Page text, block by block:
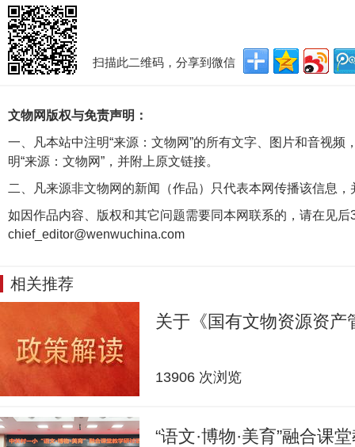
扫描此二维码，分享到微信
文物网版权与免责声明：
一、凡本站中注明“来源：文物网”的所有文字、图片和音视
明“来源：文物网”，并附上原文链接。
二、凡来源非文物网的新闻（作品）只代表本网传播该信息
如因作品内容、版权和其它问题需要同本网联系的，请在见后
chief_editor@wenwuchina.com
相关推荐
关于《国有文物资源资
13906 次浏览
“语文·博物·美育”融合课